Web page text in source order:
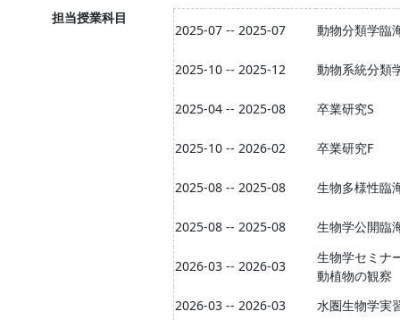
担当授業科目
2025-07 -- 2025-07 動物分類学臨
2025-10 -- 2025-12 動物系統分類
2025-04 -- 2025-08 卒業研究S
2025-10 -- 2026-02 卒業研究F
2025-08 -- 2025-08 生物多様性臨
2025-08 -- 2025-08 生物学公開臨
2026-03 -- 2026-03
生物学セミナ
動植物の観察
2026-03 -- 2026-03
水圏生物学実